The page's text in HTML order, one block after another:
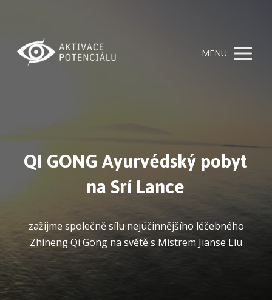
MENU
QI GONG Ayurvédský pobyt
na Srí Lance
zažijme společně sílu nejúčinnějšího léčebného
Zhineng Qi Gong na světě s Mistrem Jianse Liu